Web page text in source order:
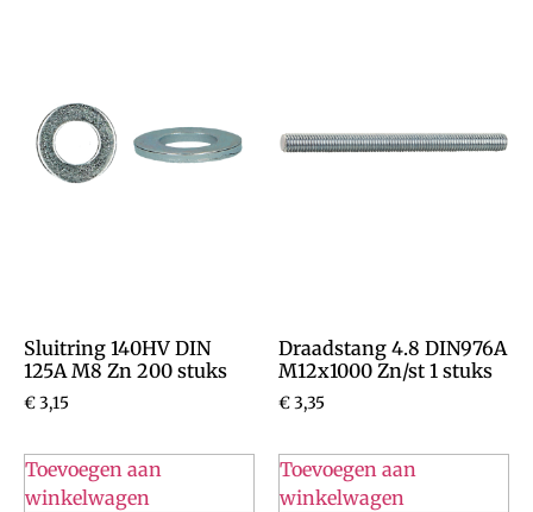
Sluitring 140HV DIN
125A M8 Zn 200 stuks
€3,15
Toevoegen aan
winkelwagen
Draadstang 4.8 DIN976A
M12x1000 Zn/st 1 stuks
€3,35
Toevoegen aan
winkelwagen